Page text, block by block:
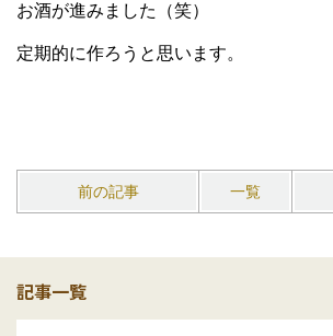
お酒が進みました（笑）
定期的に作ろうと思います。
前の記事 一覧
記事一覧